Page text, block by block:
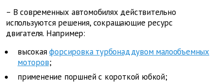
– В современных автомобилях действительно
используются решения, сокращающие ресурс
двигателя. Например:
высокая форсировка турбонаддувом малообъемных
моторов;
применение поршней с короткой юбкой;